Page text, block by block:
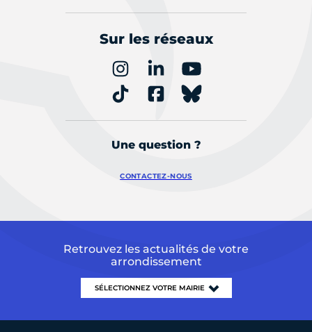
Sur les réseaux
Une question ?
CONTACTEZ-NOUS
Retrouvez les actualités de votre
arrondissement